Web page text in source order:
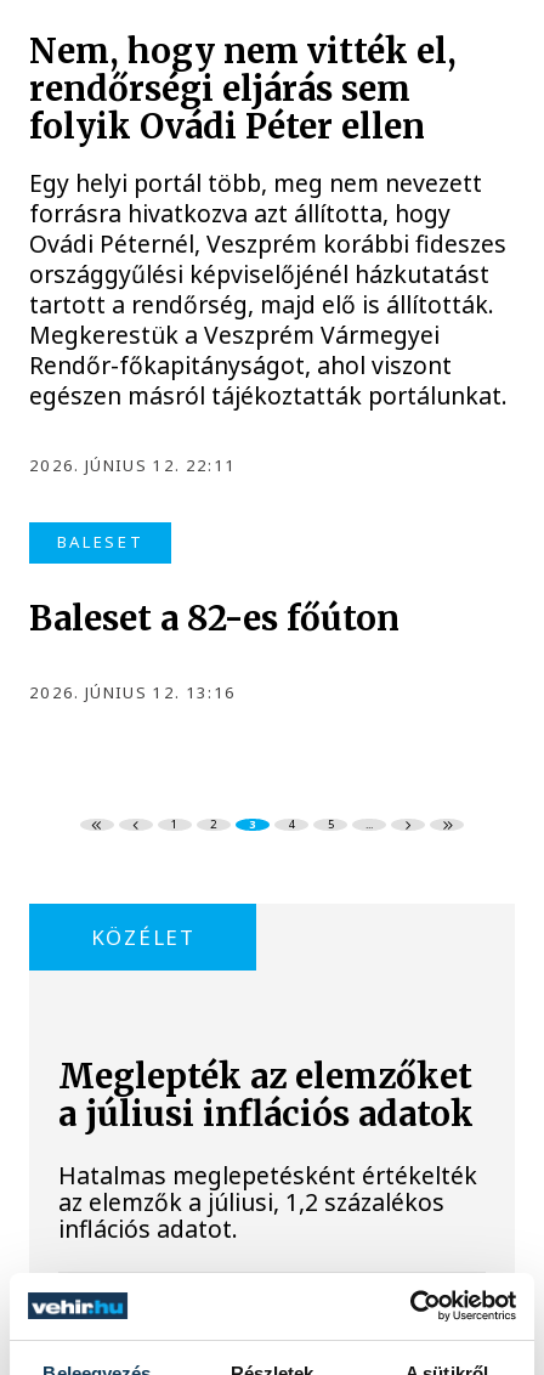
Nem, hogy nem vitték el,
rendőrségi eljárás sem
folyik Ovádi Péter ellen
Egy helyi portál több, meg nem nevezett
forrásra hivatkozva azt állította, hogy
Ovádi Péternél, Veszprém korábbi fideszes
országgyűlési képviselőjénél házkutatást
tartott a rendőrség, majd elő is állították.
Megkerestük a Veszprém Vármegyei
Rendőr-főkapitányságot, ahol viszont
egészen másról tájékoztatták portálunkat.
2026. JÚNIUS 12. 22:11
BALESET
Baleset a 82-es főúton
2026. JÚNIUS 12. 13:16
1 2 3 4 5 ...
KÖZÉLET
Meglepték az elemzőket
a júliusi inflációs adatok
Hatalmas meglepetésként értékelték
az elemzők a júliusi, 1,2 százalékos
inflációs adatot.
Sorra kerülnek elő
világháborús leletek az